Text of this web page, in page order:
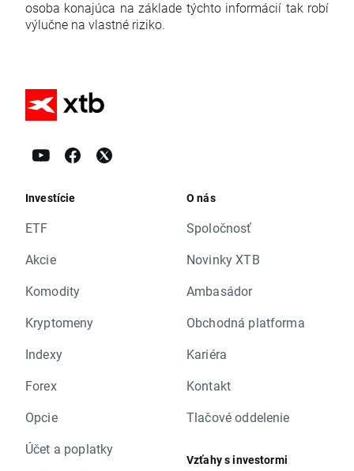
osoba konajúca na základe týchto informácií tak robí
výlučne na vlastné riziko.
Investície
ETF
Akcie
Komodity
Kryptomeny
Indexy
Forex
Opcie
Účet a poplatky
O nás
Spoločnosť
Novinky XTB
Ambasádor
Obchodná platforma
Kariéra
Kontakt
Tlačové oddelenie
Vzťahy s investormi